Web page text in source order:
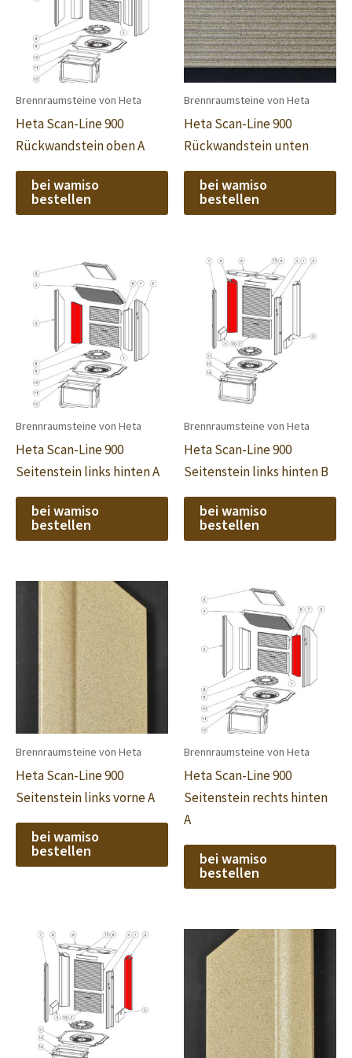
Brennraumsteine von Heta
Heta Scan-Line 900
Rückwandstein oben A
bei wamiso
bestellen
Brennraumsteine von Heta
Heta Scan-Line 900
Rückwandstein unten
bei wamiso
bestellen
Brennraumsteine von Heta
Heta Scan-Line 900
Seitenstein links hinten A
bei wamiso
bestellen
Brennraumsteine von Heta
Heta Scan-Line 900
Seitenstein links hinten B
bei wamiso
bestellen
Brennraumsteine von Heta
Heta Scan-Line 900
Seitenstein links vorne A
bei wamiso
bestellen
Brennraumsteine von Heta
Heta Scan-Line 900
Seitenstein rechts hinten
A
bei wamiso
bestellen